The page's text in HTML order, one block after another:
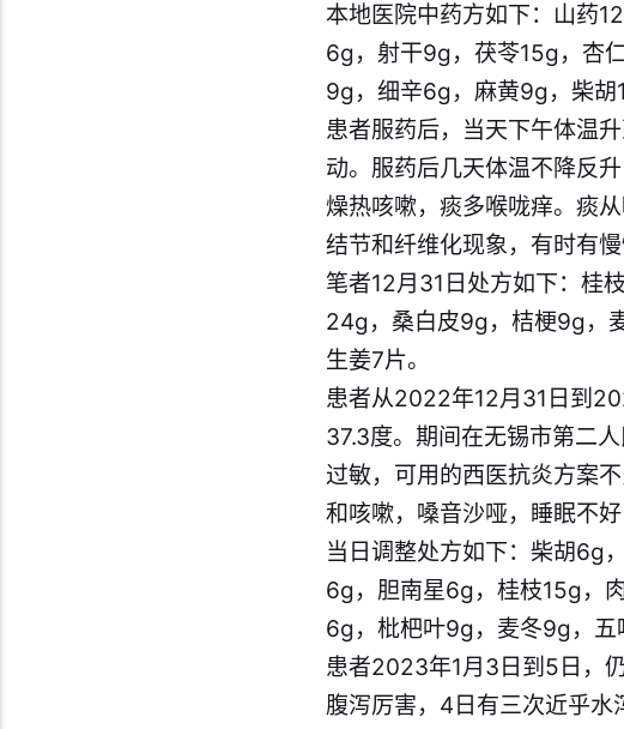
本地医院中药方如下：山药
6g，射干9g，茯苓15g，杏
9g，细辛6g，麻黄9g，柴胡
患者服药后，当天下午体温
动。服药后几天体温不降反
燥热咳嗽，痰多喉咙痒。痰
结节和纤维化现象，有时有
笔者12月31日处方如下：桂
24g，桑白皮9g，桔梗9g，
生姜7片。
患者从2022年12月31日到
37.3度。期间在无锡市第二
过敏，可用的西医抗炎方案
和咳嗽，嗓音沙哑，睡眠不
当日调整处方如下：柴胡6g
6g，胆南星6g，桂枝15g，
6g，枇杷叶9g，麦冬9g，五
患者2023年1月3日到5日，
腹泻厉害，4日有三次近乎